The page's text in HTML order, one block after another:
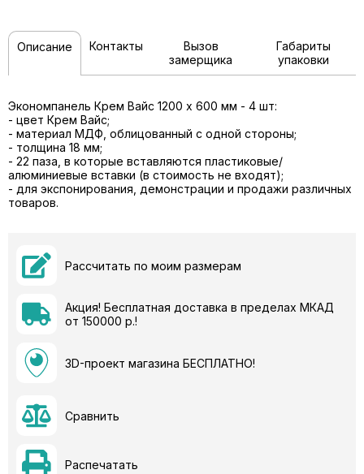
Описание Контакты
Вызов
замерщика
Габариты
упаковки
Экономпанель Крем Вайс 1200 x 600 мм - 4 шт:
- цвет Крем Вайс;
- материал МДФ, облицованный с одной стороны;
- толщина 18 мм;
- 22 паза, в которые вставляются пластиковые/
алюминиевые вставки (в стоимость не входят);
- для экспонирования, демонстрации и продажи различных
товаров.
Рассчитать по моим размерам
Акция! Бесплатная доставка в пределах МКАД
от 150000 р.!
3D-проект магазина БЕСПЛАТНО!
Сравнить
Распечатать